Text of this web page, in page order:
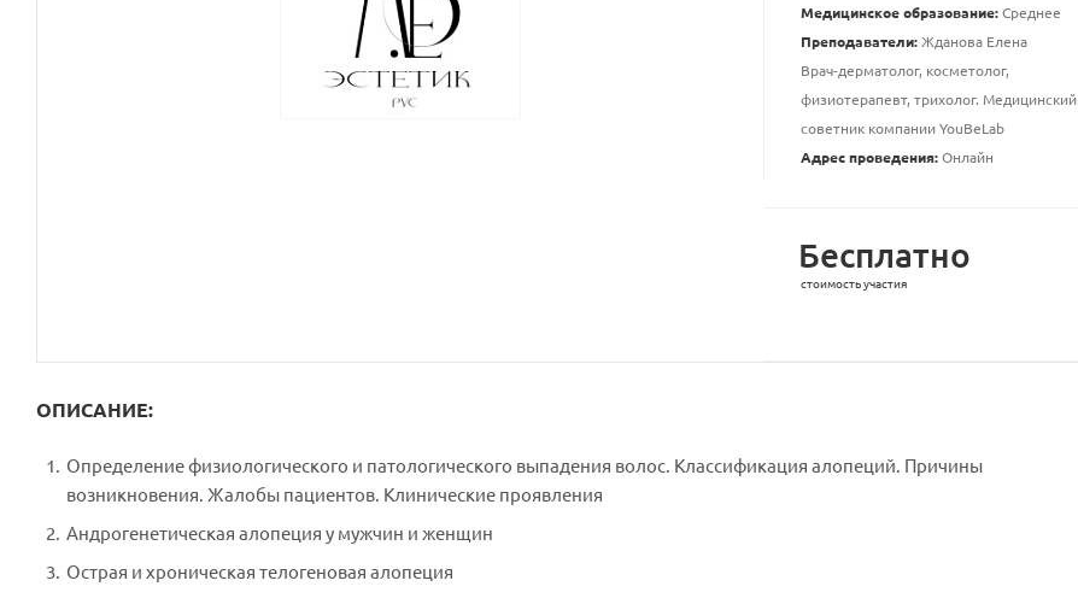
Медицинское образование:Среднее
Преподаватели:Жданова Елена
Врач-дерматолог, косметолог,
физиотерапевт, трихолог. Медицинский
советник компании YouBeLab
Адрес проведения:Онлайн
Бесплатно
стоимость участия
ОПИСАНИЕ:
Определение физиологического и патологического выпадения волос. Классификация алопеций. Причины
возникновения. Жалобы пациентов. Клинические проявления
Андрогенетическая алопеция у мужчин и женщин
Острая и хроническая телогеновая алопеция